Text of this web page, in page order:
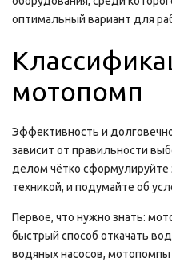
оптимальный вариант для
мотопомп
Эффективность и
зависит от правильности
делом чётко сформулируйте
техникой, и подумайте об
Первое, что нужно знать:
быстрый способ откачать
водяных насосов, мотопомпы